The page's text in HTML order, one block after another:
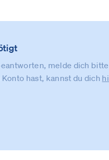
melde dich
hast, kannst du dich